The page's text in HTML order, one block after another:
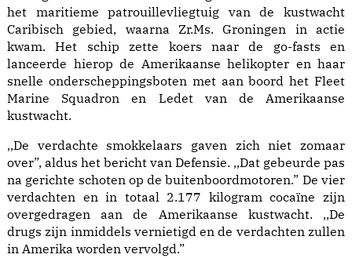
het maritieme patrouillevliegtuig van de kustwacht
Caribisch gebied, waarna Zr.Ms. Groningen in actie
kwam. Het schip zette koers naar de go-fasts en
lanceerde hierop de Amerikaanse helikopter en haar
snelle onderscheppingsboten met aan boord het Fleet
Marine Squadron en Ledet van de Amerikaanse
kustwacht.
,,De verdachte smokkelaars gaven zich niet zomaar
over”, aldus het bericht van Defensie. ,,Dat gebeurde pas
na gerichte schoten op de buitenboordmotoren.” De vier
verdachten en in totaal 2.177 kilogram cocaïne zijn
overgedragen aan de Amerikaanse kustwacht. ,,De
drugs zijn inmiddels vernietigd en de verdachten zullen
in Amerika worden vervolgd.”